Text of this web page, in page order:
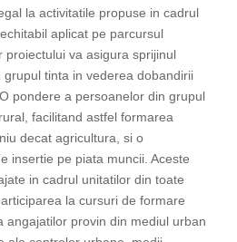
la activitatile propuse in cadrul
aplicat pe parcursul
proiectului va asigura sprijinul
tinta in vederea dobandirii
pondere a persoanelor din grupul
facilitand astfel formarea
decat agricultura, si o
insertie pe piata muncii. Aceste
in cadrul unitatilor din toate
la cursuri de formare
angajatilor provin din mediul urban